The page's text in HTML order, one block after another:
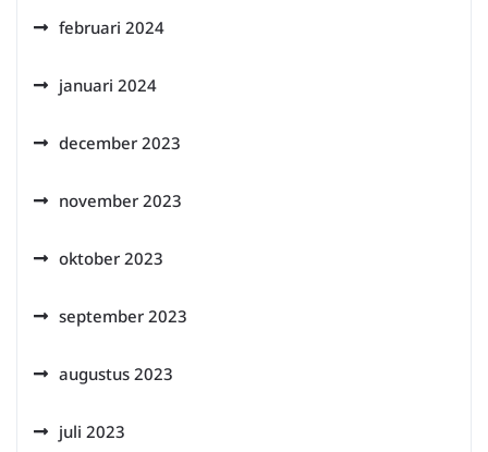
februari 2024
januari 2024
december 2023
november 2023
oktober 2023
september 2023
augustus 2023
juli 2023